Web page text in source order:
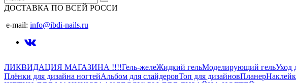
ДОСТАВКА ПО ВСЕЙ РОССИ
e-mail: info@ibdi-nails.ru
ЛИКВИДАЦИЯ МАГАЗИНА !!!!Гель-желеЖидкий гельМоделирующий гельУход
Плёнки для дизайна ногтейАльбом для слайдеровТоп для дизайновПланер